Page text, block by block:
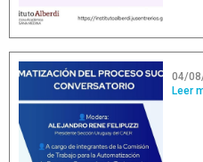
04/
Leer